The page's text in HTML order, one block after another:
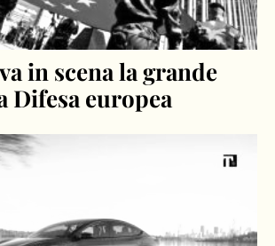
in scena la grande
Difesa europea